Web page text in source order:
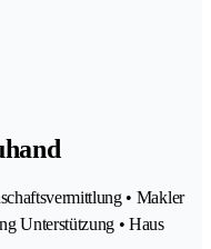
• Makler
Unterstützung • Haus